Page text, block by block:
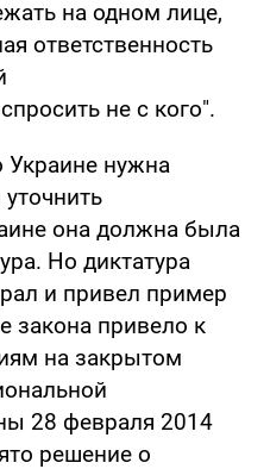
на одном лице,
ответственность
не с кого".
Украине нужна
она должна была
Но диктатура
и привел пример
закона привело к
на закрытом
28 февраля 2014
решение о